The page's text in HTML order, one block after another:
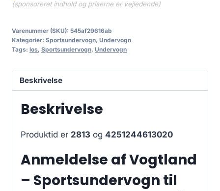
(sponsoreret indhold og priserne er vejledende)
Varenummer (SKU): 545af29616ab
Kategorier: Sportsundervogn, Undervogn
Tags: los, Sportsundervogn, Undervogn
Beskrivelse
Beskrivelse
Produktid er 2813 og 4251244613020
Anmeldelse af Vogtland
– Sportsundervogn til